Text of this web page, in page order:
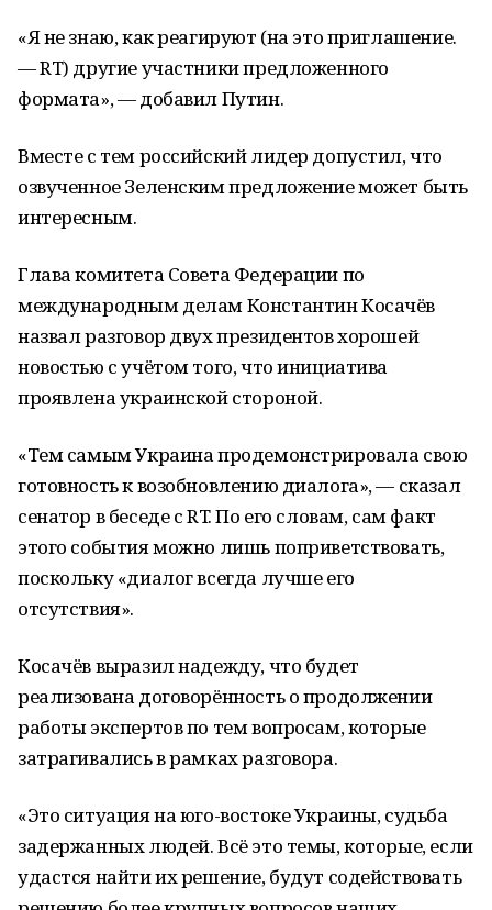
«Я не знаю, как реагируют (на это приглашение.
— RT) другие участники предложенного
формата», — добавил Путин.
Вместе с тем российский лидер допустил, что
озвученное Зеленским предложение может быть
интересным.
Глава комитета Совета Федерации по
международным делам Константин Косачёв
назвал разговор двух президентов хорошей
новостью с учётом того, что инициатива
проявлена украинской стороной.
«Тем самым Украина продемонстрировала свою
готовность к возобновлению диалога», — сказал
сенатор в беседе с RT. По его словам, сам факт
этого события можно лишь поприветствовать,
поскольку «диалог всегда лучше его
отсутствия».
Косачёв выразил надежду, что будет
реализована договорённость о продолжении
работы экспертов по тем вопросам, которые
затрагивались в рамках разговора.
«Это ситуация на юго-востоке Украины, судьба
задержанных людей. Всё это темы, которые, если
удастся найти их решение, будут содействовать